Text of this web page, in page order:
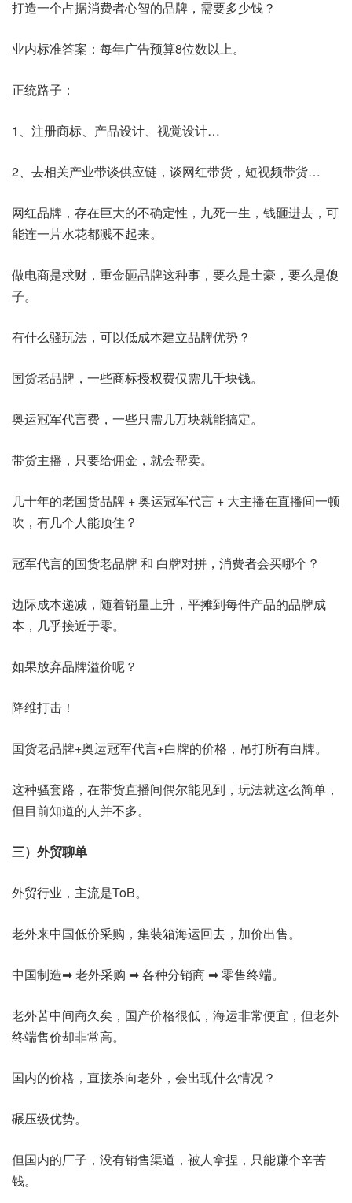
打造一个占据消费者心智的品牌，需要多少钱？
业内标准答案：每年广告预算8位数以上。
正统路子：
1、注册商标、产品设计、视觉设计…
2、去相关产业带谈供应链，谈网红带货，短视频带货…
网红品牌，存在巨大的不确定性，九死一生，钱砸进去，可
能连一片水花都溅不起来。
做电商是求财，重金砸品牌这种事，要么是土豪，要么是傻
子。
有什么骚玩法，可以低成本建立品牌优势？
国货老品牌，一些商标授权费仅需几千块钱。
奥运冠军代言费，一些只需几万块就能搞定。
带货主播，只要给佣金，就会帮卖。
几十年的老国货品牌 + 奥运冠军代言 + 大主播在直播间一顿
吹，有几个人能顶住？
冠军代言的国货老品牌 和 白牌对拼，消费者会买哪个？
边际成本递减，随着销量上升，平摊到每件产品的品牌成
本，几乎接近于零。
如果放弃品牌溢价呢？
降维打击！
国货老品牌+奥运冠军代言+白牌的价格，吊打所有白牌。
这种骚套路，在带货直播间偶尔能见到，玩法就这么简单，
但目前知道的人并不多。
三）外贸聊单
外贸行业，主流是ToB。
老外来中国低价采购，集装箱海运回去，加价出售。
中国制造➡ 老外采购 ➡ 各种分销商 ➡ 零售终端。
老外苦中间商久矣，国产价格很低，海运非常便宜，但老外
终端售价却非常高。
国内的价格，直接杀向老外，会出现什么情况？
碾压级优势。
但国内的厂子，没有销售渠道，被人拿捏，只能赚个辛苦
钱。